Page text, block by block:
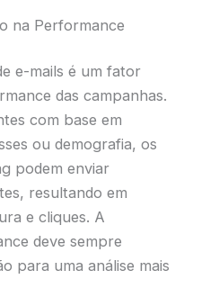
na Performance
e-mails é um fator
das campanhas.
com base em
ou demografia, os
podem enviar
resultando em
e cliques. A
deve sempre
para uma análise mais